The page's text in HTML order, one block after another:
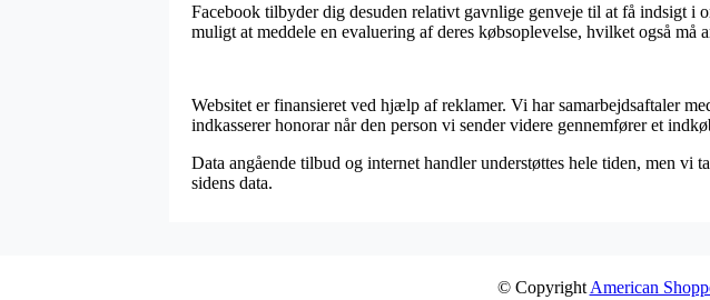
Facebook tilbyder dig desuden relativt gavnlige genveje til at få indsigt i
muligt at meddele en evaluering af deres købsoplevelse, hvilket også må
Websitet er finansieret ved hjælp af reklamer. Vi har samarbejdsaftaler
indkasserer honorar når den person vi sender videre gennemfører et
Data angående tilbud og internet handler understøttes hele tiden, men vi
sidens data.
© Copyright American